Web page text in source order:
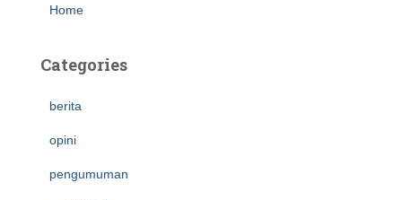
Home
Categories
berita
opini
pengumuman